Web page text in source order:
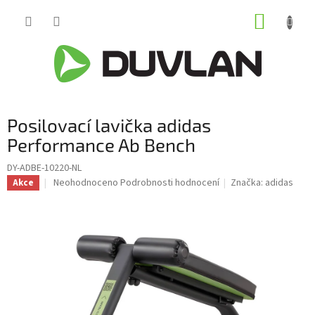
Posilovací lavička adidas
Performance Ab Bench
DY-ADBE-10220-NL
Akce
Průměrné
Neohodnoceno Podrobnosti hodnocení Značka: adidas